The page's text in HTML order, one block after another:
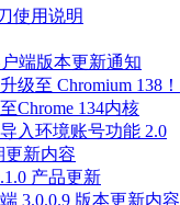
使用说明
端版本更新通知
级至 Chromium 138！
Chrome 134内核
入环境账号功能 2.0
更新内容
产品更新
3.0.0.9 版本更新内容